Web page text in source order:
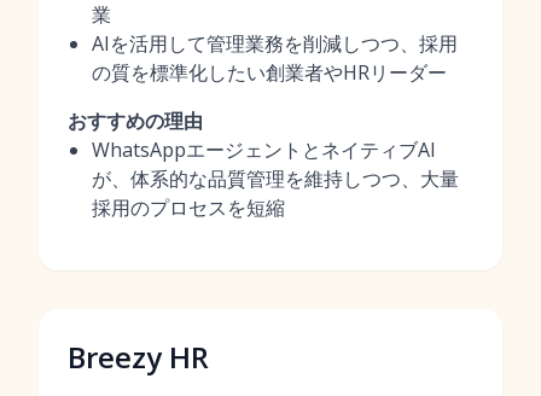
業
AIを活用して管理業務を削減しつつ、採用
の質を標準化したい創業者やHRリーダー
おすすめの理由
WhatsAppエージェントとネイティブAI
が、体系的な品質管理を維持しつつ、大量
採用のプロセスを短縮
Breezy HR